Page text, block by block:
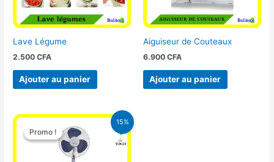
Lave Légume
2.500CFA
Ajouter au panier
Aiguiseur de Couteaux
6.900 CFA
Ajouter au panier
15%
Promo !
Promo !
Le
prix
initial
était :
10.000 CFA.
Le